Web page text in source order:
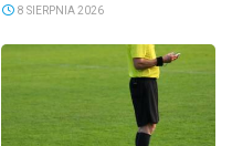
8 SIERPNIA 2026